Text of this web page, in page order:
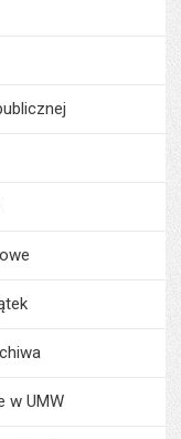
w UMW